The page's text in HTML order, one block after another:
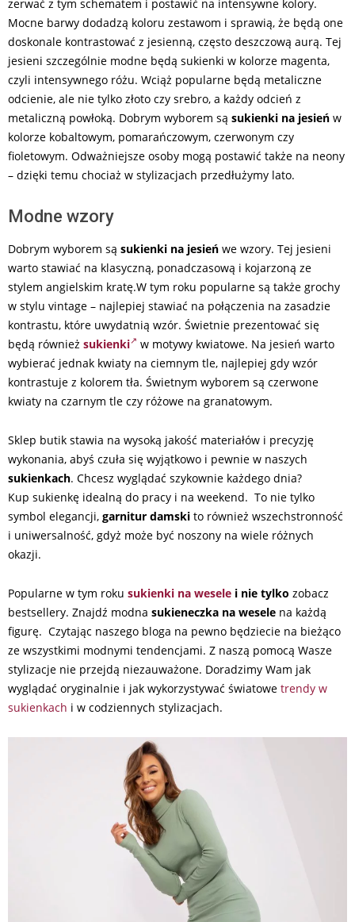
zerwać z tym schematem i postawić na intensywne kolory.
Mocne barwy dodadzą koloru zestawom i sprawią, że będą one
doskonale kontrastować z jesienną, często deszczową aurą. Tej
jesieni szczególnie modne będą sukienki w kolorze magenta,
czyli intensywnego różu. Wciąż popularne będą metaliczne
odcienie, ale nie tylko złoto czy srebro, a każdy odcień z
metaliczną powłoką. Dobrym wyborem są sukienki na jesień w
kolorze kobaltowym, pomarańczowym, czerwonym czy
fioletowym. Odważniejsze osoby mogą postawić także na neony
– dzięki temu chociaż w stylizacjach przedłużymy lato.
Modne wzory
Dobrym wyborem są sukienki na jesień we wzory. Tej jesieni
warto stawiać na klasyczną, ponadczasową i kojarzoną ze
stylem angielskim kratę.W tym roku popularne są także grochy
w stylu vintage – najlepiej stawiać na połączenia na zasadzie
kontrastu, które uwydatnią wzór. Świetnie prezentować się
będą również sukienki
w motywy kwiatowe. Na jesień warto
wybierać jednak kwiaty na ciemnym tle, najlepiej gdy wzór
kontrastuje z kolorem tła. Świetnym wyborem są czerwone
kwiaty na czarnym tle czy różowe na granatowym.
Sklep butik stawia na wysoką jakość materiałów i precyzję
wykonania, abyś czuła się wyjątkowo i pewnie w naszych
sukienkach. Chcesz wyglądać szykownie każdego dnia?
Kup sukienkę idealną do pracy i na weekend. To nie tylko
symbol elegancji, garnitur damski to również wszechstronność
i uniwersalność, gdyż może być noszony na wiele różnych
okazji.
Popularne w tym roku sukienki na wesele i nie tylko zobacz
bestsellery. Znajdź modna sukieneczka na wesele na każdą
figurę. Czytając naszego bloga na pewno będziecie na bieżąco
ze wszystkimi modnymi tendencjami. Z naszą pomocą Wasze
stylizacje nie przejdą niezauważone. Doradzimy Wam jak
wyglądać oryginalnie i jak wykorzystywać światowe trendy w
sukienkach i w codziennych stylizacjach.